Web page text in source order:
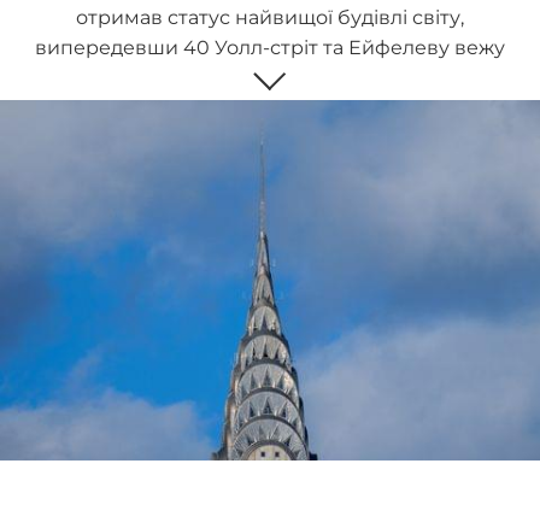
отримав статус найвищої будівлі світу,
випередевши 40 Уолл-стріт та Ейфелеву вежу